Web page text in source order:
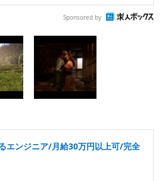
Sponsored by
エンジニア/月給30万円以上可/完全